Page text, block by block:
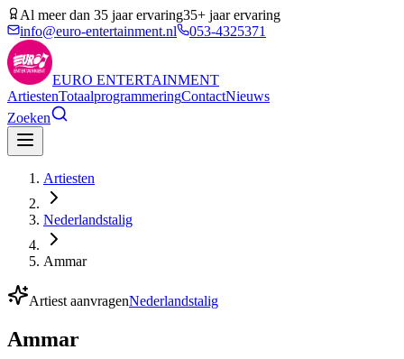
Al meer dan 35 jaar ervaring35+ jaar ervaring
info@euro-entertainment.nl
053-4325371
EURO ENTERTAINMENT
ArtiestenTotaalprogrammeringContactNieuws
Zoeken
Artiesten
Nederlandstalig
Ammar
Artiest aanvragenNederlandstalig
Ammar